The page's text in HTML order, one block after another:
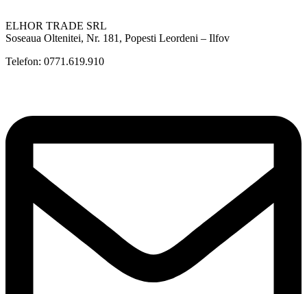
ELHOR TRADE SRL
Soseaua Oltenitei, Nr. 181, Popesti Leordeni – Ilfov
Telefon: 0771.619.910